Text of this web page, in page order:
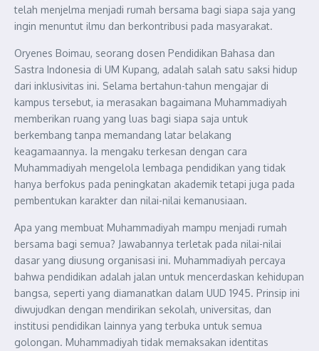
telah menjelma menjadi rumah bersama bagi siapa saja yang
ingin menuntut ilmu dan berkontribusi pada masyarakat.
Oryenes Boimau, seorang dosen Pendidikan Bahasa dan
Sastra Indonesia di UM Kupang, adalah salah satu saksi hidup
dari inklusivitas ini. Selama bertahun-tahun mengajar di
kampus tersebut, ia merasakan bagaimana Muhammadiyah
memberikan ruang yang luas bagi siapa saja untuk
berkembang tanpa memandang latar belakang
keagamaannya. Ia mengaku terkesan dengan cara
Muhammadiyah mengelola lembaga pendidikan yang tidak
hanya berfokus pada peningkatan akademik tetapi juga pada
pembentukan karakter dan nilai-nilai kemanusiaan.
Apa yang membuat Muhammadiyah mampu menjadi rumah
bersama bagi semua? Jawabannya terletak pada nilai-nilai
dasar yang diusung organisasi ini. Muhammadiyah percaya
bahwa pendidikan adalah jalan untuk mencerdaskan kehidupan
bangsa, seperti yang diamanatkan dalam UUD 1945. Prinsip ini
diwujudkan dengan mendirikan sekolah, universitas, dan
institusi pendidikan lainnya yang terbuka untuk semua
golongan. Muhammadiyah tidak memaksakan identitas